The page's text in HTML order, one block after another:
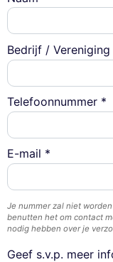
Bedrijf / Vereniging
Telefoonnummer *
E-mail *
Je nummer zal niet
benutten het om contact
nodig hebben over je
Geef s.v.p. meer